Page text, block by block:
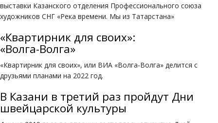
выставки Казанского отделения Профессионального союза
художников СНГ «Река времени. Мы из Татарстана»
«Квартирник для своих»:
«Волга-Волга»
«Квартирник для своих», или ВИА «Волга-Волга» делится с
друзьями планами на 2022 год.
В Казани в третий раз пройдут Дни
швейцарской культуры